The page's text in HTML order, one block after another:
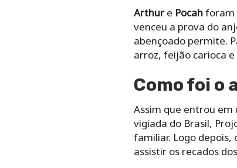
Arthure Pocahforam
venceu a prova do
abençoado permite.
arroz, feijão carioca
Como foi o
Assim que entrou em
vigiada do Brasil,
familiar. Logo
assistir os recados